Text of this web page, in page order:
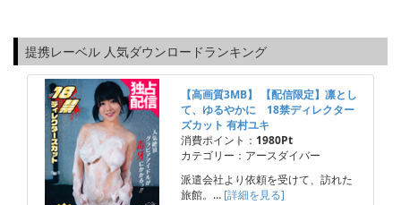
提携レーベル 人気ダウンロードランキング
【高画質3MB】 【配信限定】凛とし
て、ゆるやかに 18禁ディレクター
ズカット 有村ユキ
消費ポイント： 1980Pt
カテゴリー：アースダイバー
派遣会社より依頼を受けて、訪れた
旅館。… [詳細を見る]